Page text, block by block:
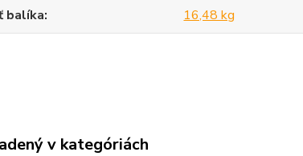
balíka
16,48 kg
v kategóriách